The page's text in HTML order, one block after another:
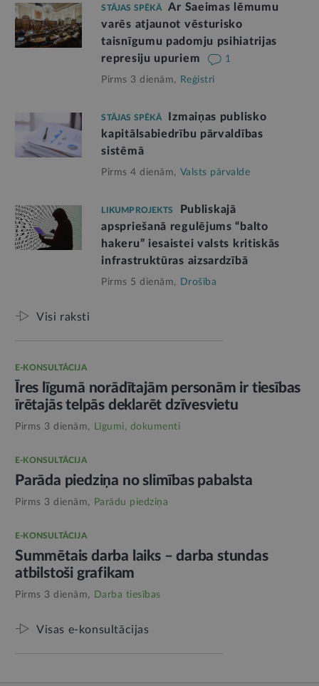
STĀJAS SPĒKĀ
Ar Saeimas lēmumu
varēs atjaunot vēsturisko
taisnīgumu padomju psihiatrijas
represiju upuriem
1
Pirms 3 dienām, Reģistri
STĀJAS SPĒKĀ
Izmaiņas publisko
kapitālsabiedrību pārvaldības
sistēmā
Pirms 4 dienām, Valsts pārvalde
LIKUMPROJEKTS
Publiskajā
apspriešanā regulējums “balto
hakeru” iesaistei valsts kritiskās
infrastruktūras aizsardzībā
Pirms 5 dienām, Drošība
Visi raksti
E-KONSULTĀCIJA
Īres līgumā norādītajām personām ir tiesības
īrētajās telpās deklarēt dzīvesvietu
Pirms 3 dienām, Līgumi, dokumenti
E-KONSULTĀCIJA
Parāda piedziņa no slimības pabalsta
Pirms 3 dienām, Parādu piedziņa
E-KONSULTĀCIJA
Summētais darba laiks – darba stundas
atbilstoši grafikam
Pirms 3 dienām, Darba tiesības
Visas e-konsultācijas